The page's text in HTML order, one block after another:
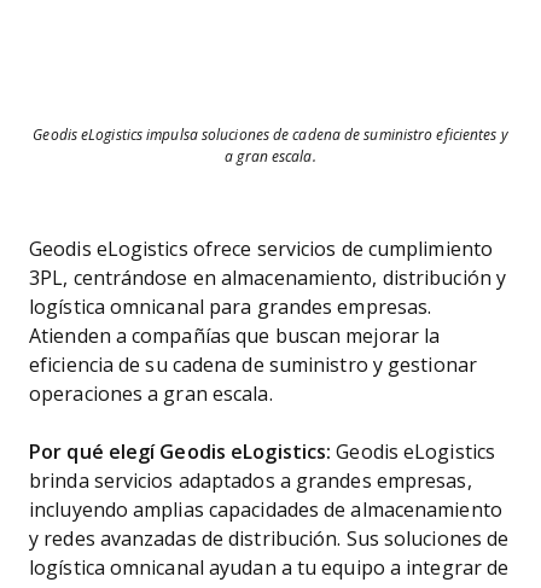
Geodis eLogistics impulsa soluciones de cadena de suministro eficientes y
a gran escala.
Geodis eLogistics ofrece servicios de cumplimiento
3PL, centrándose en almacenamiento, distribución y
logística omnicanal para grandes empresas.
Atienden a compañías que buscan mejorar la
eficiencia de su cadena de suministro y gestionar
operaciones a gran escala.
Por qué elegí Geodis eLogistics:Geodis eLogistics
brinda servicios adaptados a grandes empresas,
incluyendo amplias capacidades de almacenamiento
y redes avanzadas de distribución. Sus soluciones de
logística omnicanal ayudan a tu equipo a integrar de